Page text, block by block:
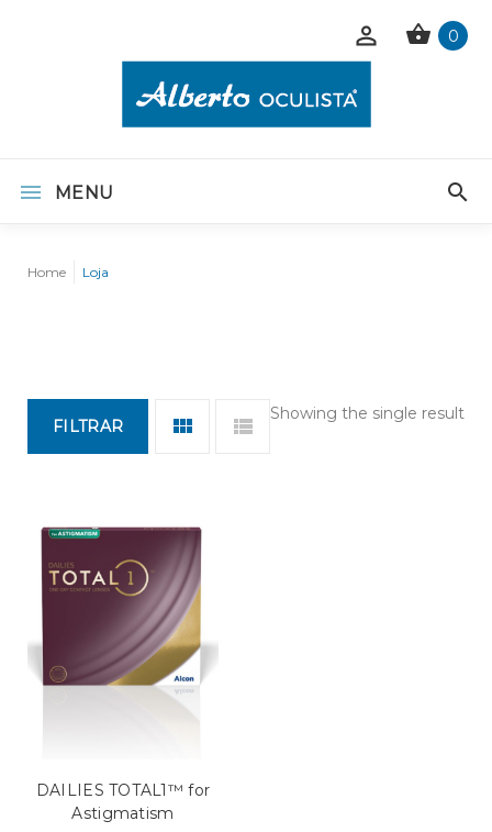
0
MENU
Home Loja
Showing the single result
FILTRAR
DAILIES TOTAL1™ for
Astigmatism